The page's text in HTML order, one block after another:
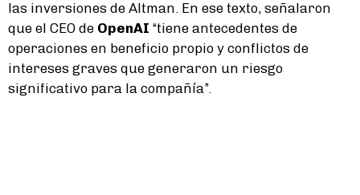
las inversiones de Altman. En ese texto, señalaron
que el CEO de OpenAI “tiene antecedentes de
operaciones en beneficio propio y conflictos de
intereses graves que generaron un riesgo
significativo para la compañía”.